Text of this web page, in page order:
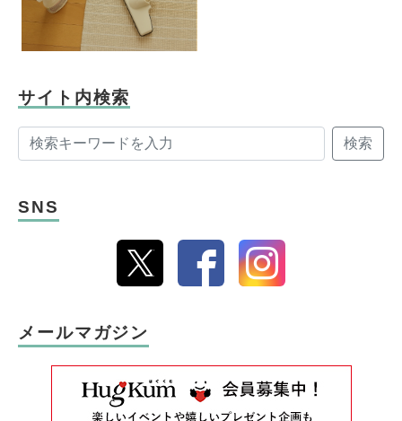
サイト内検索
検索
SNS
メールマガジン